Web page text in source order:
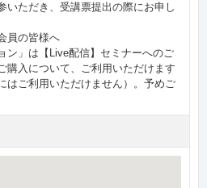
いただき、受講票提出の際にお申し
員の皆様へ
ン」は【Live配信】セミナーへのご
購入について、ご利用いただけます
はご利用いただけません）。予めご